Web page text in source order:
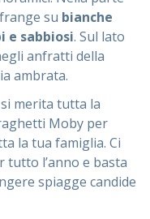
su bianche
e sabbiosi. Sul lato
anfratti della
ambrata.
merita tutta la
Moby per
la tua famiglia. Ci
l’anno e basta
spiagge candide